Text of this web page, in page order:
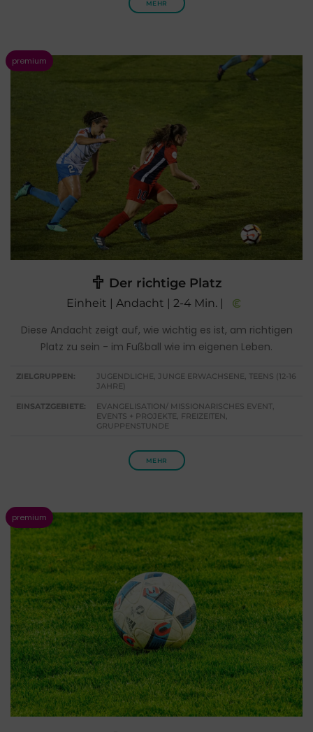
MEHR
Der richtige Platz
Einheit | Andacht | 2-4 Min. |
Diese Andacht zeigt auf, wie wichtig es ist, am richtigen
Platz zu sein - im Fußball wie im eigenen Leben.
ZIELGRUPPEN:
JUGENDLICHE, JUNGE ERWACHSENE, TEENS (12-16
JAHRE)
EINSATZGEBIETE:
EVANGELISATION/ MISSIONARISCHES EVENT,
EVENTS + PROJEKTE, FREIZEITEN,
GRUPPENSTUNDE
MEHR